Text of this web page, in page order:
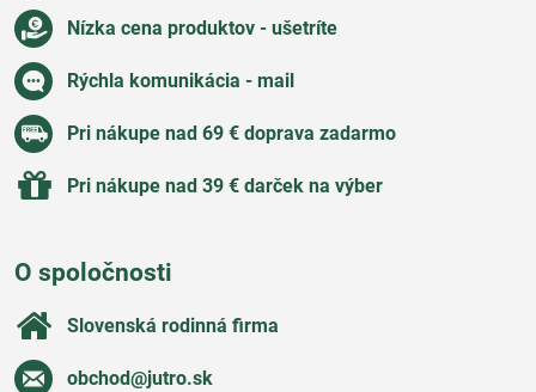
Nízka cena produktov - ušetríte
Rýchla komunikácia - mail
Pri nákupe nad 69 € doprava zadarmo
Pri nákupe nad 39 € darček na výber
O spoločnosti
Slovenská rodinná firma
obchod​@jutro​.sk